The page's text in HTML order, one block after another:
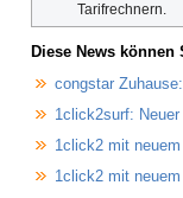
Tarifrechnern.
Diese News
congstar
1click2surf:
1click2 mit
1click2 mit